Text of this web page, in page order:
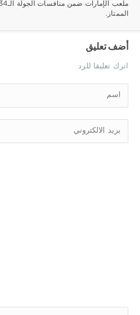
الممتاز.
أضف تعليق
اترك تعليقا للرد